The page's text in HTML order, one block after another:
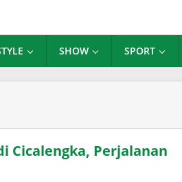
SHOW SPORT
Cicalengka, Perjalanan